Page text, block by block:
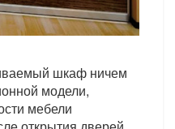
шкаф ничем
модели,
мебели